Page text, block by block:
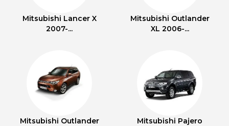
Mitsubishi Lancer X
2007-...
Mitsubishi Outlander
XL 2006-...
Mitsubishi Outlander
Mitsubishi Pajero